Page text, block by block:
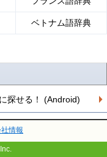
ベトナム語辞典
探せる！ (Android)
情報